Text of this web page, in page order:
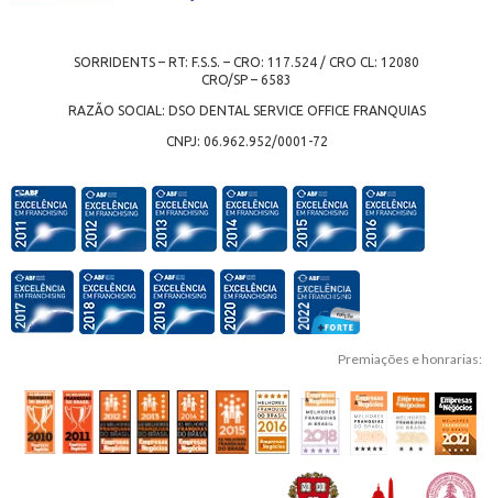
SORRIDENTS – RT: F.S.S. – CRO: 117.524 / CRO CL: 12080
CRO/SP – 6583
RAZÃO SOCIAL: DSO DENTAL SERVICE OFFICE FRANQUIAS
CNPJ: 06.962.952/0001-72
Premiações e honrarias: